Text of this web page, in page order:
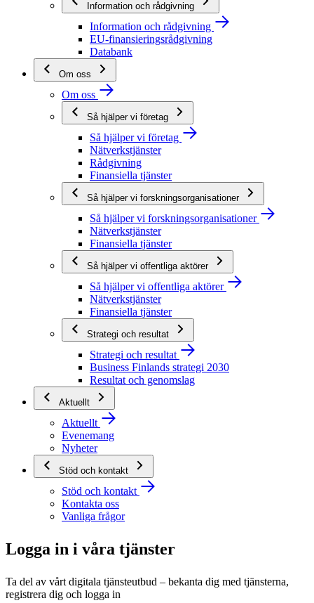
Information och rådgivning
Information och rådgivning
EU-finansieringsrådgivning
Databank
Om oss
Om oss
Så hjälper vi företag
Så hjälper vi företag
Nätverkstjänster
Rådgivning
Finansiella tjänster
Så hjälper vi forskningsorganisationer
Så hjälper vi forskningsorganisationer
Nätverkstjänster
Finansiella tjänster
Så hjälper vi offentliga aktörer
Så hjälper vi offentliga aktörer
Nätverkstjänster
Finansiella tjänster
Strategi och resultat
Strategi och resultat
Business Finlands strategi 2030
Resultat och genomslag
Aktuellt
Aktuellt
Evenemang
Nyheter
Stöd och kontakt
Stöd och kontakt
Kontakta oss
Vanliga frågor
Logga in i våra tjänster
Ta del av vårt digitala tjänsteutbud – bekanta dig med tjänsterna,
registrera dig och logga in